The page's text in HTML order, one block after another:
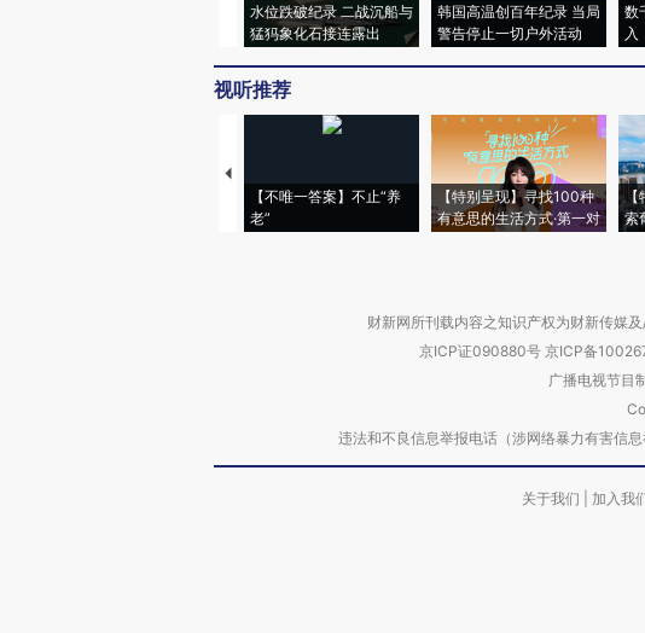
水位跌破纪录 二战沉船与
猛犸象化石接连露出
韩国高温创百年纪录 当局
警告停止一切户外活动
数
入
视听推荐
【不唯一答案】不止“养
老”
【特别呈现】寻找100种
有意思的生活方式·第一对
【
索
财新网所刊载内容之知识产权为财新传媒
京ICP证090880号 京ICP备
广播电视节目
违法和不良信息举报电话（涉网络暴力有害
关于我们 加入我